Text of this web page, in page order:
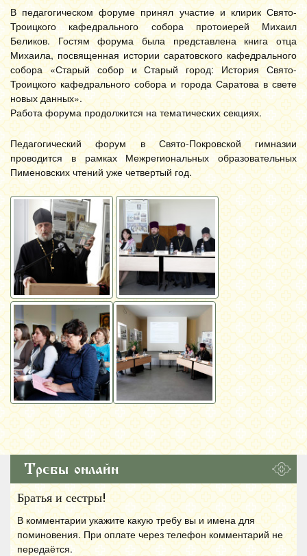
В педагогическом форуме принял участие и клирик Свято-
Троицкого кафедрального собора протоиерей Михаил
Беликов. Гостям форума была представлена книга отца
Михаила, посвященная истории саратовского кафедрального
собора «Старый собор и Старый город: История Свято-
Троицкого кафедрального собора и города Саратова в свете
новых данных».
Работа форума продолжится на тематических секциях.
Педагогический форум в Свято-Покровской гимназии
проводится в рамках Межрегиональных образовательных
Пименовских чтений уже четвертый год.
Требы онлайн
Братья и сестры!
В комментарии укажите какую требу вы и имена для
поминовения. При оплате через телефон комментарий не
передаётся.